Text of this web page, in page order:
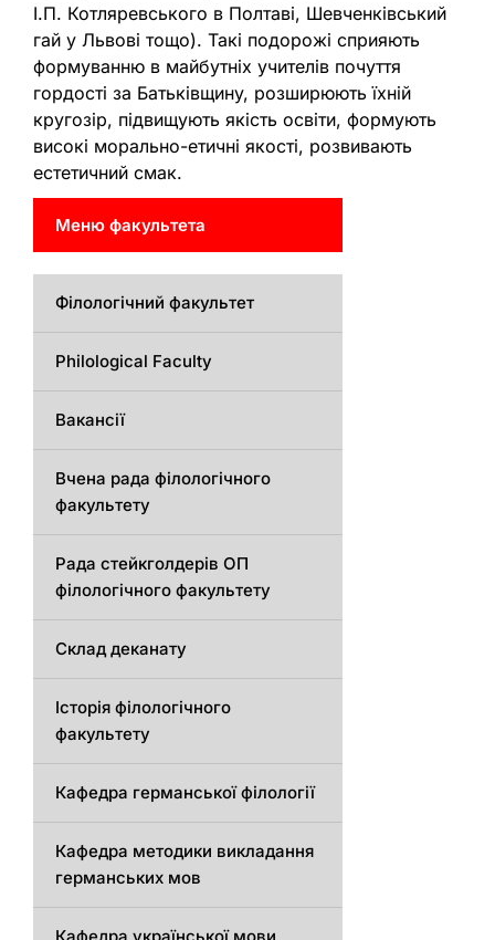
І.П. Котляревського в Полтаві, Шевченківський
гай у Львові тощо). Такі подорожі сприяють
формуванню в майбутніх учителів почуття
гордості за Батьківщину, розширюють їхній
кругозір, підвищують якість освіти, формують
високі морально-етичні якості, розвивають
естетичний смак.
Меню факультета
Філологічний факультет
Philological Faculty
Вакансії
Вчена рада філологічного
факультету
Рада стейкголдерів ОП
філологічного факультету
Склад деканату
Історія філологічного
факультету
Кафедрa германської філології
Кафедрa методики викладання
германських мов